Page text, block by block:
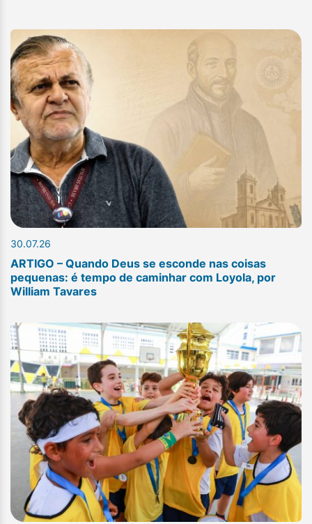
30.07.26
ARTIGO – Quando Deus se esconde nas coisas
pequenas: é tempo de caminhar com Loyola, por
William Tavares